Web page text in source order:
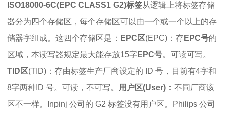
ISO18000-6C(EPC CLASS1 G2)标签从逻辑上将标签存储
器分为四个存储区，每个存储区可以由一个或一个以上的存
储器字组成。这四个存储区是： EPC区(EPC)：存EPC号的
区域，本读写器规定最大能存放15字EPC号。可读可写。
TID区(TID)：存由标签生产厂商设定的 ID 号，目前有4字和
8字两种ID 号。可读，不可写。
用户区(User) ：不同厂商该
区不一样。Inpinj 公司的 G2 标签没有用户区。Philips 公司